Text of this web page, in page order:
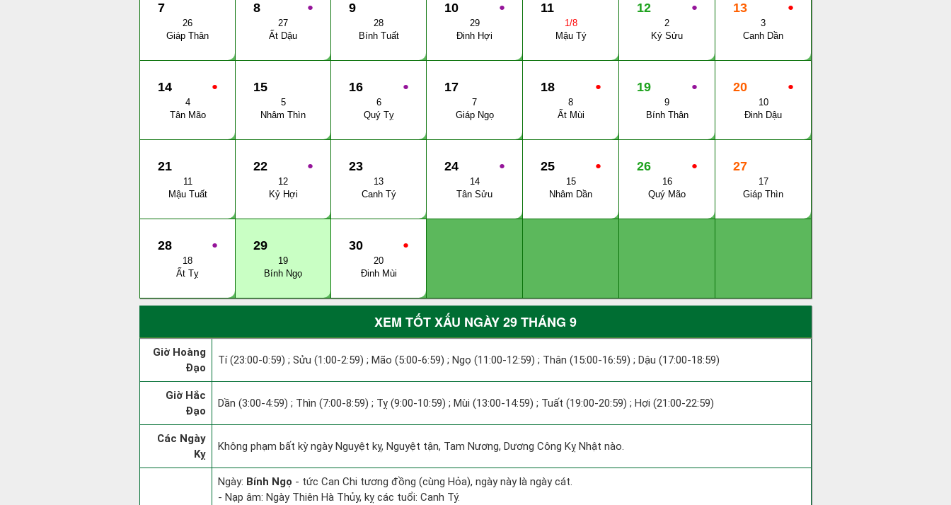
7
26
Giáp Thân
●
8
27
Ất Dậu
9
28
Bính Tuất
●
10
29
Đinh Hợi
11
1/8
Mậu Tý
●
12
2
Kỷ Sửu
●
13
3
Canh Dần
●
14
4
Tân Mão
15
5
Nhâm Thìn
●
16
6
Quý Tỵ
17
7
Giáp Ngọ
●
18
8
Ất Mùi
●
19
9
Bính Thân
●
20
10
Đinh Dậu
21
11
Mậu Tuất
●
22
12
Kỷ Hợi
23
13
Canh Tý
●
24
14
Tân Sửu
●
25
15
Nhâm Dần
●
26
16
Quý Mão
27
17
Giáp Thìn
●
28
18
Ất Tỵ
29
19
Bính Ngọ
●
30
20
Đinh Mùi
XEM TỐT XẤU NGÀY 29 THÁNG 9
Giờ Hoàng
Đạo
Tí (23:00-0:59) ; Sửu (1:00-2:59) ; Mão (5:00-6:59) ; Ngọ (11:00-12:59) ; Thân (15:00-16:59) ; Dậu (17:00-18:59)
Giờ Hắc
Đạo
Dần (3:00-4:59) ; Thìn (7:00-8:59) ; Tỵ (9:00-10:59) ; Mùi (13:00-14:59) ; Tuất (19:00-20:59) ; Hợi (21:00-22:59)
Các Ngày
Kỵ
Không phạm bất kỳ ngày Nguyệt kỵ, Nguyệt tận, Tam Nương, Dương Công Kỵ Nhật nào.
Ngày: Bính Ngọ - tức Can Chi tương đồng (cùng Hỏa), ngày này là ngày cát.
- Nạp âm: Ngày Thiên Hà Thủy, kỵ các tuổi: Canh Tý.